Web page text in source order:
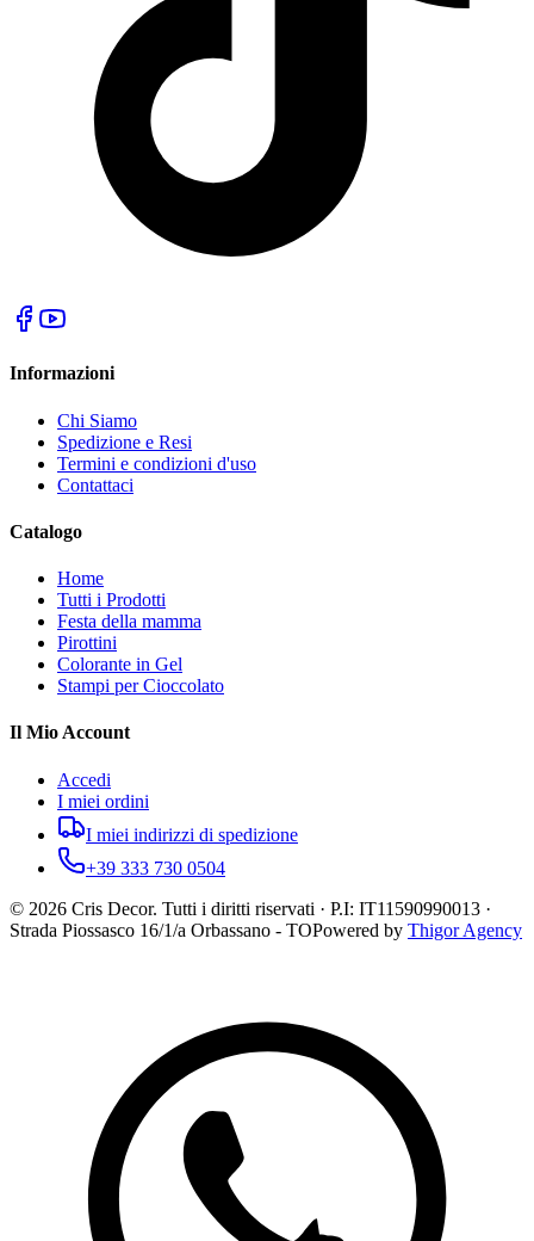
Informazioni
Chi Siamo
Spedizione e Resi
Termini e condizioni d'uso
Contattaci
Catalogo
Home
Tutti i Prodotti
Festa della mamma
Pirottini
Colorante in Gel
Stampi per Cioccolato
Il Mio Account
Accedi
I miei ordini
I miei indirizzi di spedizione
+39 333 730 0504
© 2026 Cris Decor. Tutti i diritti riservati · P.I: IT11590990013 ·
Strada Piossasco 16/1/a Orbassano - TOPowered by Thigor Agency